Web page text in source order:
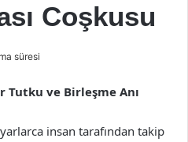
Coşkusu
süresi
Tutku ve Birleşme Anı
insan tarafından takip